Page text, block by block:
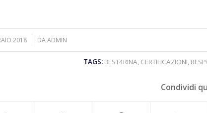
2018 DAADMIN
TAGS: BEST4RINA, CERTIFICAZIONI,
Condividi